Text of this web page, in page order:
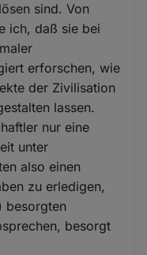
sind. Von
ich, daß sie bei
erforschen, wie
der Zivilisation
lassen.
nur eine
unter
also einen
zu erledigen,
besorgten
besorgt